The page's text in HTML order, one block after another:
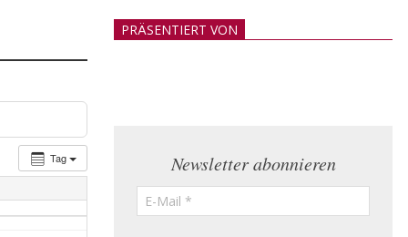
Tag
PRÄSENTIERT VON
Newsletter abonnieren